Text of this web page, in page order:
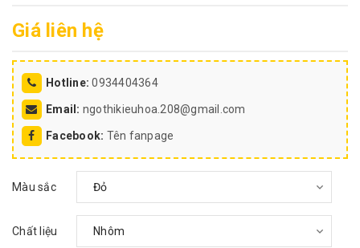
Giá liên hệ
Hotline: 0934404364
Email: ngothikieuhoa.208@gmail.com
Facebook: Tên fanpage
Màu sắc
Chất liệu